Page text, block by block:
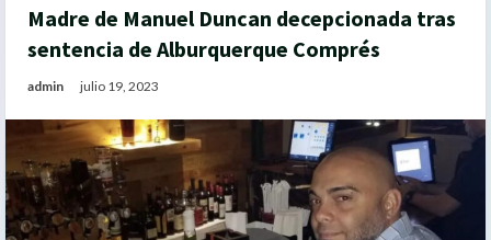
Madre de Manuel Duncan decepcionada tras
sentencia de Alburquerque Comprés
admin julio 19, 2023